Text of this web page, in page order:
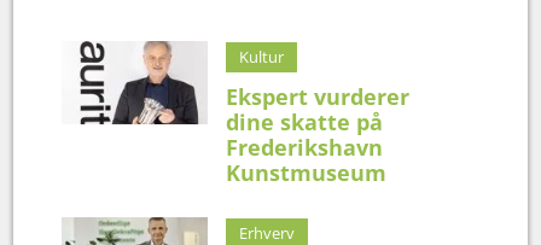
Kultur
Ekspert vurderer
dine skatte på
Frederikshavn
Kunstmuseum
Erhverv